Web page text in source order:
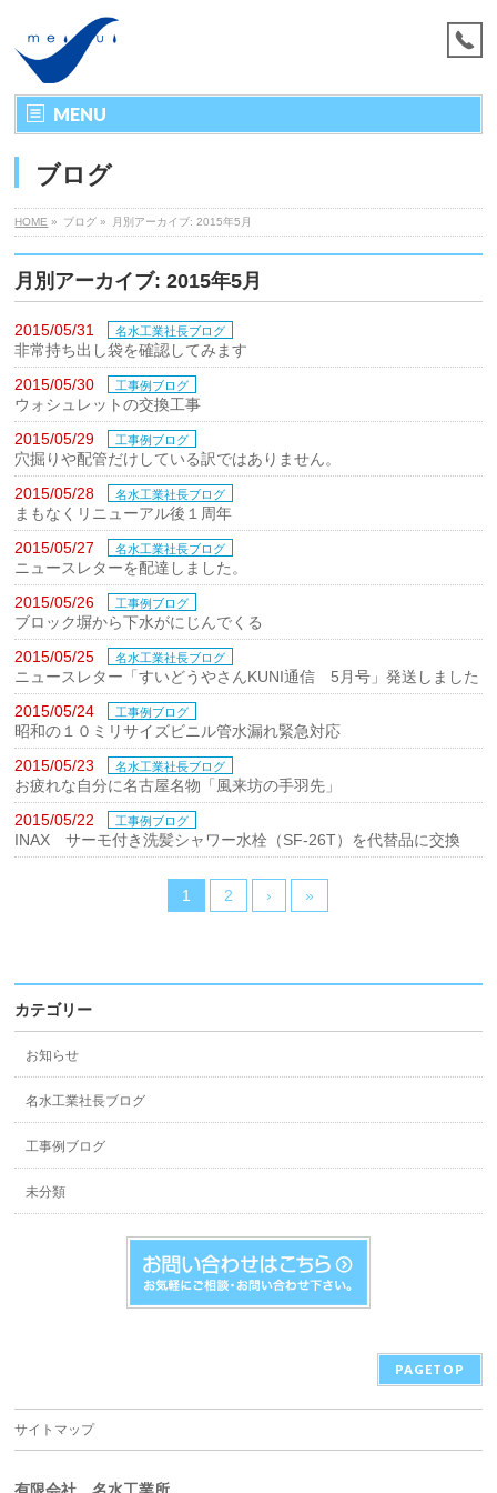
MENU
ブログ
HOME » ブログ » 月別アーカイブ: 2015年5月
月別アーカイブ: 2015年5月
2015/05/31 名水工業社長ブログ
非常持ち出し袋を確認してみます
2015/05/30
工事例ブログ
ウォシュレットの交換工事
2015/05/29
工事例ブログ
穴掘りや配管だけしている訳ではありません。
2015/05/28
名水工業社長ブログ
まもなくリニューアル後１周年
2015/05/27
名水工業社長ブログ
ニュースレターを配達しました。
2015/05/26
工事例ブログ
ブロック塀から下水がにじんでくる
2015/05/25
名水工業社長ブログ
ニュースレター「すいどうやさんKUNI通信 5月号」発送しました
2015/05/24
工事例ブログ
昭和の１０ミリサイズビニル管水漏れ緊急対応
2015/05/23
名水工業社長ブログ
お疲れな自分に名古屋名物「風来坊の手羽先」
2015/05/22
工事例ブログ
INAX サーモ付き洗髪シャワー水栓（SF-26T）を代替品に交換
1 2 › »
カテゴリー
お知らせ
名水工業社長ブログ
工事例ブログ
未分類
PAGETOP
サイトマップ